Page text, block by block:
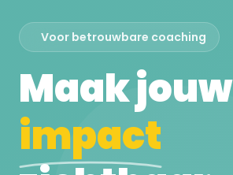
Voor betrouwbare coaching
Maak jouw
impact